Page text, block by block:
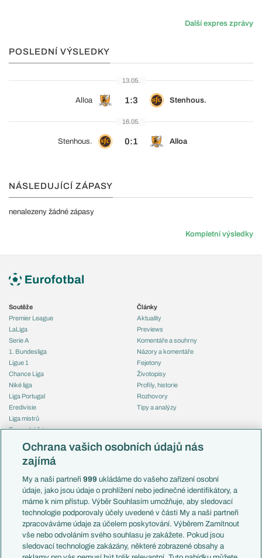
Další expres zprávy
POSLEDNÍ VÝSLEDKY
13.05.
Alloa 1:3 Stenhous.
16.05.
Stenhous. 0:1 Alloa
NÁSLEDUJÍCÍ ZÁPASY
nenalezeny žádné zápasy
Kompletní výsledky
Soutěže
Premier League
LaLiga
Serie A
1. Bundesliga
Ligue 1
Chance Liga
Niké liga
Liga Portugal
Eredivisie
Liga mistrů
Evropská liga
Mistrovství světa
Liga národů
Témata
Představení týmů MS
EuroSkauting
PL v kostce
Evropské koeficienty
Přestupy
Přestupové spekulace
Články
Aktuality
Previews
Komentáře a souhrny
Názory a komentáře
Fejetony
Životopisy
Profily, historie
Rozhovory
Tipy a analýzy
Česko
Francie
Itálie
Německo
Španělsko
Argentina
Brazílie
Ochrana vašich osobních údajů nás
zajímá
My a naši partneři999 ukládáme do vašeho zařízení osobní
údaje, jako jsou údaje o prohlížení nebo jedinečné identifikátory, a
máme k nim přístup. Výběr Souhlasím umožňuje, aby sledovací
technologie podporovaly účely uvedené v části My a naši partneři
zpracováváme údaje za účelem poskytování. Výběrem Zamítnout
vše nebo odvoláním svého souhlasu je zakážete. Pokud jsou
sledovací technologie zakázány, některé zobrazené obsahy a